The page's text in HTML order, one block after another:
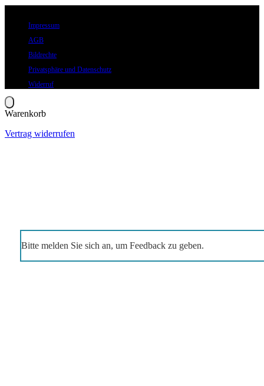
Impressum
AGB
Bildrechte
Privatsphäre und Datenschutz
Widerruf
Warenkorb
Vertrag widerrufen
Bitte melden Sie sich an, um Feedback zu geben.